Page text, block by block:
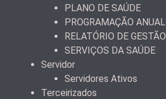
PLANO DE SAÚDE
PROGRAMAÇÃO ANUAL
RELATÓRIO DE GESTÃO
SERVIÇOS DA SAÚDE
Servidor
Servidores Ativos
Terceirizados